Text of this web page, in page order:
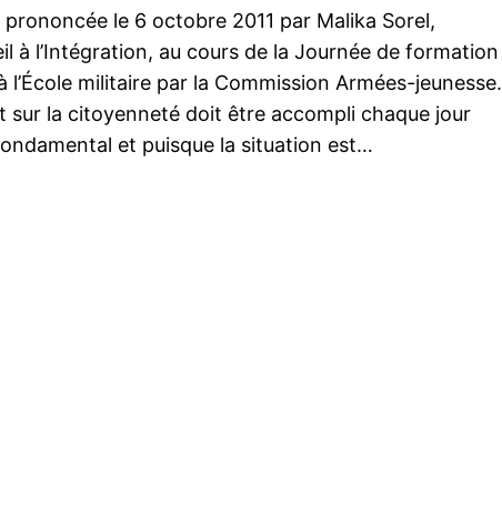
le 6 octobre 2011 par Malika Sorel,
à l’Intégration, au cours de la Journée de formation
l’École militaire par la Commission Armées-jeunesse.
sur la citoyenneté doit être accompli chaque jour
et puisque la situation est…